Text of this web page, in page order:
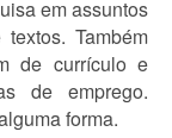
em assuntos
Também
de currículo e
de emprego.
forma.